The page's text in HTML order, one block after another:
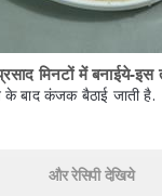
मिनटों में बनाईये-
बाद कंजक बैठाई जाती
और रेसिपी देखिये